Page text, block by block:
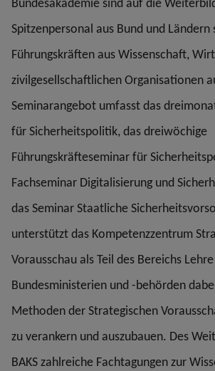
Spitzenpersonal aus Bund und Ländern
Führungskräften aus Wissenschaft,
zivilgesellschaftlichen Organisationen
Seminarangebot umfasst das
für Sicherheitspolitik, das dreiwöchige
Führungskräfteseminar für
Fachseminar Digitalisierung und
das Seminar Staatliche
unterstützt das Kompetenzzentrum
Vorausschau als Teil des Bereichs Lehre
Bundesministerien und -behörden
Methoden der Strategischen
zu verankern und auszubauen. Des
BAKS zahlreiche Fachtagungen zur